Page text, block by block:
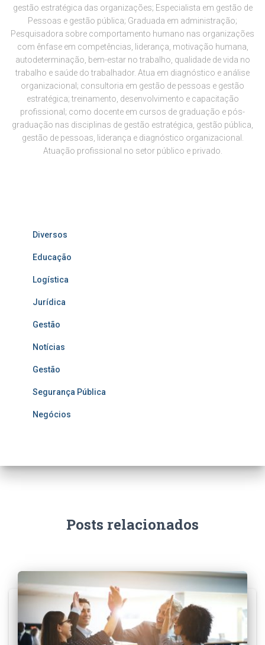
gestão estratégica das organizações; Especialista em gestão de
Pessoas e gestão pública; Graduada em administração;
Pesquisadora sobre comportamento humano nas organizações
com ênfase em competências, liderança, motivação humana,
autodeterminação, bem-estar no trabalho, qualidade de vida no
trabalho e saúde do trabalhador. Atua em diagnóstico e análise
organizacional; consultoria em gestão de pessoas e gestão
estratégica; treinamento, desenvolvimento e capacitação
profissional; como docente em cursos de graduação e pós-
graduação nas disciplinas de gestão estratégica, gestão pública,
gestão de pessoas, liderança e diagnóstico organizacional.
Atuação profissional no setor público e privado.
Diversos
Educação
Logística
Jurídica
Gestão
Notícias
Gestão
Segurança Pública
Negócios
Posts relacionados